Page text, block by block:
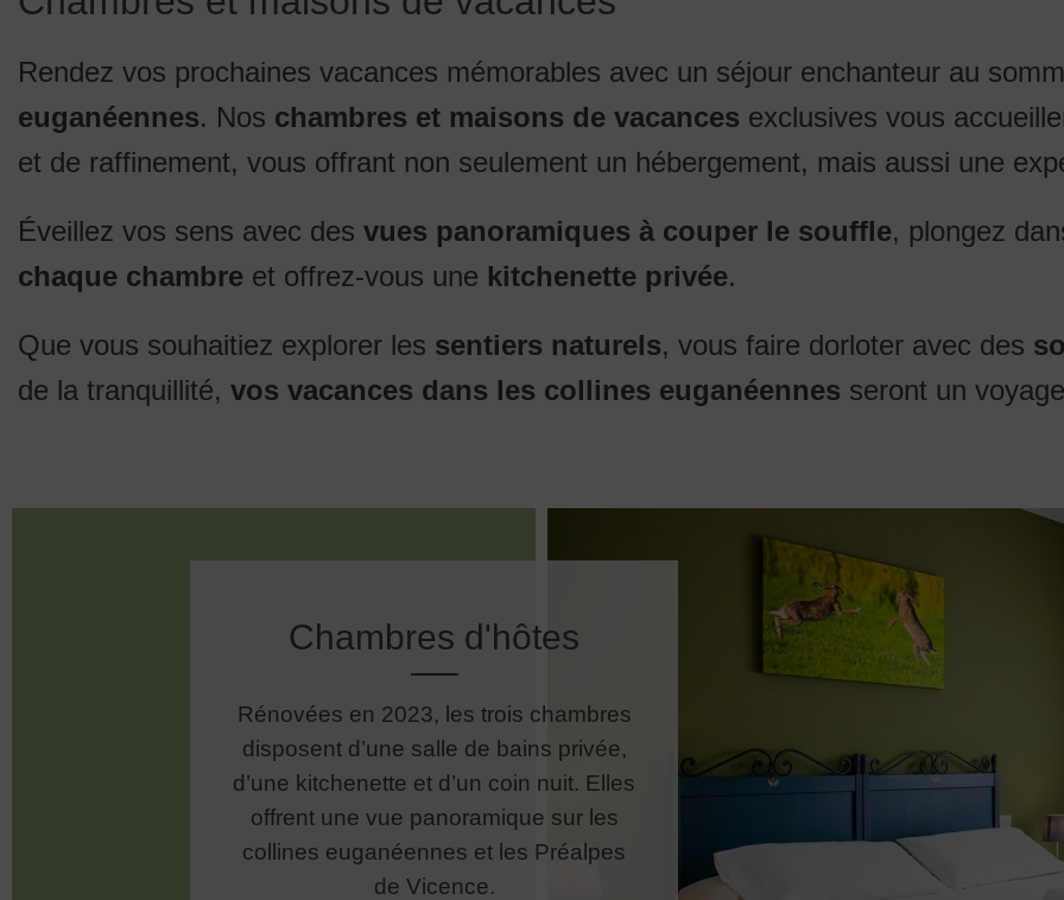
Rendez vos prochaines vacances mémorables avec un séjour enchanteur au
euganéennes. Nos chambres et maisons de vacances exclusives vous
et de raffinement, vous offrant non seulement un hébergement, mais aussi une
Éveillez vos sens avec des vues panoramiques à couper le souffle, plongez
chaque chambre et offrez-vous une kitchenette privée.
Que vous souhaitiez explorer les sentiers naturels, vous faire dorloter avec des
de la tranquillité, vos vacances dans les collines euganéennes seront un
Chambres d'hôtes
Rénovées en 2023, les trois chambres
disposent d’une salle de bains privée,
d’une kitchenette et d’un coin nuit. Elles
offrent une vue panoramique sur les
collines euganéennes et les Préalpes
de Vicence.